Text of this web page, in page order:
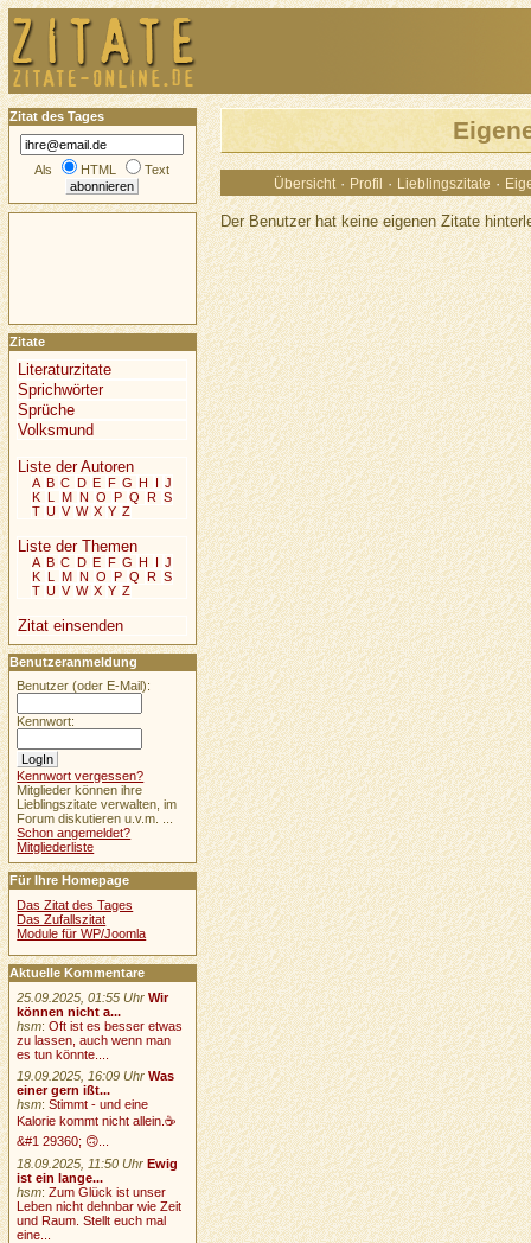
Übersicht · Profil · Lieblingszitate ·
Der Benutzer hat keine eigenen Zitate
Zitat des Tages
Als HTML Text
Zitate
Literaturzitate
Sprichwörter
Sprüche
Volksmund
Liste der Autoren
A B C D E F G H I J
K L M N O P Q R S
T U V W X Y Z
Liste der Themen
A B C D E F G H I J
K L M N O P Q R S
T U V W X Y Z
Zitat einsenden
Benutzeranmeldung
Benutzer (oder E-Mail):
Kennwort:
Kennwort vergessen?
Mitglieder können ihre
Lieblingszitate verwalten, im
Forum diskutieren u.v.m. ...
Schon angemeldet?
Mitgliederliste
Für Ihre Homepage
Das Zitat des Tages
Das Zufallszitat
Module für WP/Joomla
Aktuelle Kommentare
25.09.2025, 01:55 Uhr Wir
können nicht a...
hsm:Oft ist es besser etwas
zu lassen, auch wenn man
es tun könnte....
19.09.2025, 16:09 Uhr Was
einer gern ißt...
hsm:Stimmt - und eine
Kalorie kommt nicht allein.☕
&#1 29360; 🙃...
18.09.2025, 11:50 Uhr Ewig
ist ein lange...
hsm:Zum Glück ist unser
Leben nicht dehnbar wie Zeit
und Raum. Stellt euch mal
eine...